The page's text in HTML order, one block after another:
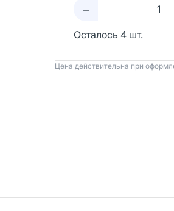
–
Осталось 4 шт.
Цена действительна при